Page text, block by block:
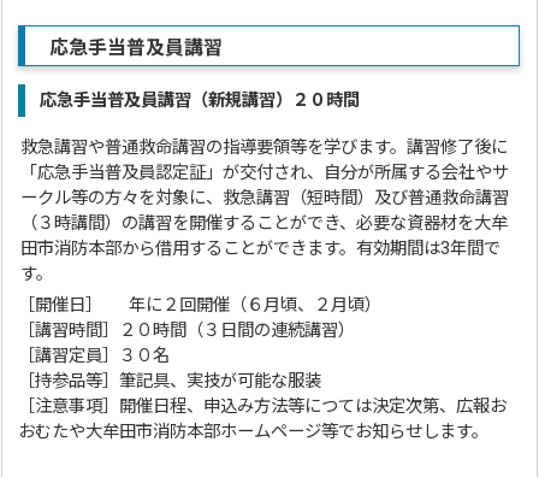
応急手当普及員講習
応急手当普及員講習（新規講習）２０時間
救急講習や普通救命講習の指導要領等を学びます。講習修了後に
「応急手当普及員認定証」が交付され、自分が所属する会社やサ
ークル等の方々を対象に、救急講習（短時間）及び普通救命講習
（３時講間）の講習を開催することができ、必要な資器材を大牟
田市消防本部から借用することができます。有効期間は3年間で
す。
［開催日］ 年に２回開催（６月頃、２月頃）
［講習時間］２０時間（３日間の連続講習）
［講習定員］３０名
［持参品等］筆記具、実技が可能な服装
［注意事項］開催日程、申込み方法等につては決定次第、広報お
おむたや大牟田市消防本部ホームページ等でお知らせします。